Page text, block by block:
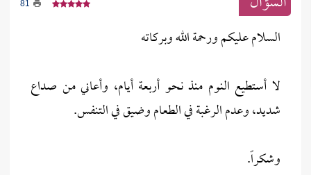
81
السلام عليكم ورحمة الله وبركاته
لا أستطيع النوم منذ نحو أربعة أيام، وأعاني من صداع
شديد، وعدم الرغبة في الطعام وضيق في التنفس.
وشكراً.